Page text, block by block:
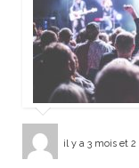
il y a 3 mois et